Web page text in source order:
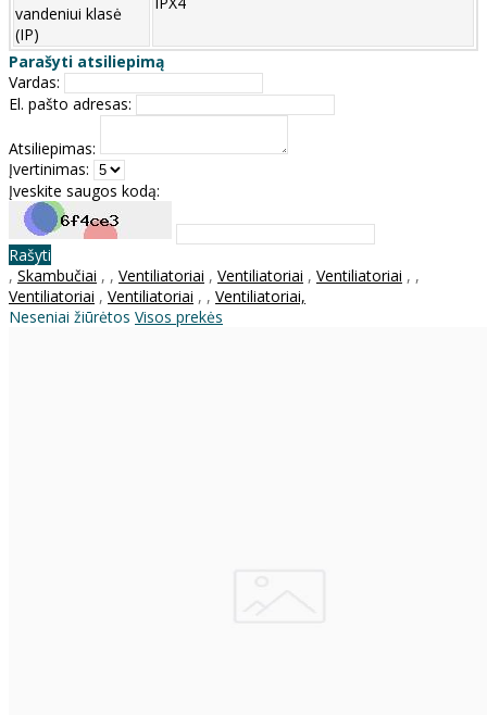
vandeniui klasė
(IP)
Parašyti atsiliepimą
Vardas:
El. pašto adresas:
Atsiliepimas:
Įvertinimas:
Įveskite saugos kodą:
Rašyti
, Skambučiai , , Ventiliatoriai , Ventiliatoriai , Ventiliatoriai , ,
Ventiliatoriai , Ventiliatoriai , , Ventiliatoriai,
Neseniai žiūrėtos Visos prekės